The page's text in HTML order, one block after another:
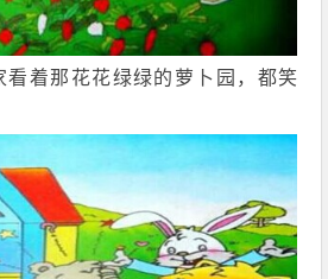
看着那花花绿绿的萝卜园，都笑